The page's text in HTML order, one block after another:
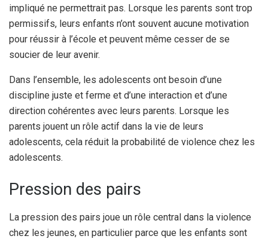
impliqué ne permettrait pas. Lorsque les parents sont trop
permissifs, leurs enfants n’ont souvent aucune motivation
pour réussir à l’école et peuvent même cesser de se
soucier de leur avenir.
Dans l’ensemble, les adolescents ont besoin d’une
discipline juste et ferme et d’une interaction et d’une
direction cohérentes avec leurs parents. Lorsque les
parents jouent un rôle actif dans la vie de leurs
adolescents, cela réduit la probabilité de violence chez les
adolescents.
Pression des pairs
La pression des pairs joue un rôle central dans la violence
chez les jeunes, en particulier parce que les enfants sont